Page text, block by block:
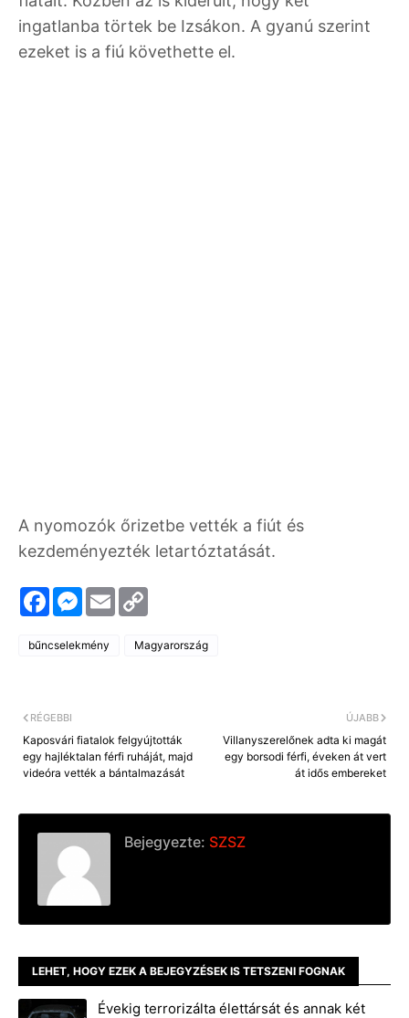
ingatlanba törtek be Izsákon. A gyanú szerint
ezeket is a fiú követhette el.
A nyomozók őrizetbe vették a fiút és
kezdeményezték letartóztatását.
F
a
c
b
M
e
s
e
E
m
a
L
bűncselekmény Magyarország
ÚJABB
Villanyszerelőnek adta ki magát
egy borsodi férfi, éveken át vert
át idős embereket
RÉGEBBI
Kaposvári fiatalok felgyújtották
egy hajléktalan férfi ruháját, majd
videóra vették a bántalmazását
Bejegyezte: SZSZ
LEHET, HOGY EZEK A BEJEGYZÉSEK IS TETSZENI FOGNAK
Évekig terrorizálta élettársát és annak két